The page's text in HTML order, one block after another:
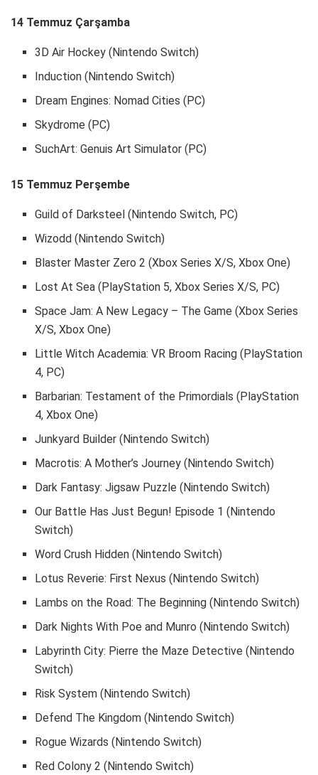
14 Temmuz Çarşamba
3D Air Hockey (Nintendo Switch)
Induction (Nintendo Switch)
Dream Engines: Nomad Cities (PC)
Skydrome (PC)
SuchArt: Genuis Art Simulator (PC)
15 Temmuz Perşembe
Guild of Darksteel (Nintendo Switch, PC)
Wizodd (Nintendo Switch)
Blaster Master Zero 2 (Xbox Series X/S, Xbox One)
Lost At Sea (PlayStation 5, Xbox Series X/S, PC)
Space Jam: A New Legacy – The Game (Xbox Series
X/S, Xbox One)
Little Witch Academia: VR Broom Racing (PlayStation
4, PC)
Barbarian: Testament of the Primordials (PlayStation
4, Xbox One)
Junkyard Builder (Nintendo Switch)
Macrotis: A Mother’s Journey (Nintendo Switch)
Dark Fantasy: Jigsaw Puzzle (Nintendo Switch)
Our Battle Has Just Begun! Episode 1 (Nintendo
Switch)
Word Crush Hidden (Nintendo Switch)
Lotus Reverie: First Nexus (Nintendo Switch)
Lambs on the Road: The Beginning (Nintendo Switch)
Dark Nights With Poe and Munro (Nintendo Switch)
Labyrinth City: Pierre the Maze Detective (Nintendo
Switch)
Risk System (Nintendo Switch)
Defend The Kingdom (Nintendo Switch)
Rogue Wizards (Nintendo Switch)
Red Colony 2 (Nintendo Switch)